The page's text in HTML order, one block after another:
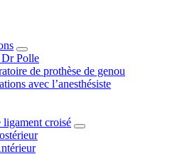
Polle
de prothèse de genou
avec l’anesthésiste
ligament croisé